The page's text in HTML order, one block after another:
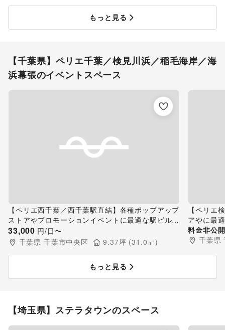
もっと見る
【千葉県】ペリエ千葉／検見川浜／稲毛海岸／海
浜幕張のイベントスペース
【ペリエ西千葉／西千葉駅直結】各種ポップアップ
ストアやプロモーションイベントに最適な駅ビル内
にある改札すぐのスペース
33,000 円/日〜
千葉県 千葉市中央区 9.37坪 (31.0 ㎡)
【ペリエ
アやに最
ス
料金非公開
千葉県
もっと見る
【埼玉県】ステラタウンのスペース